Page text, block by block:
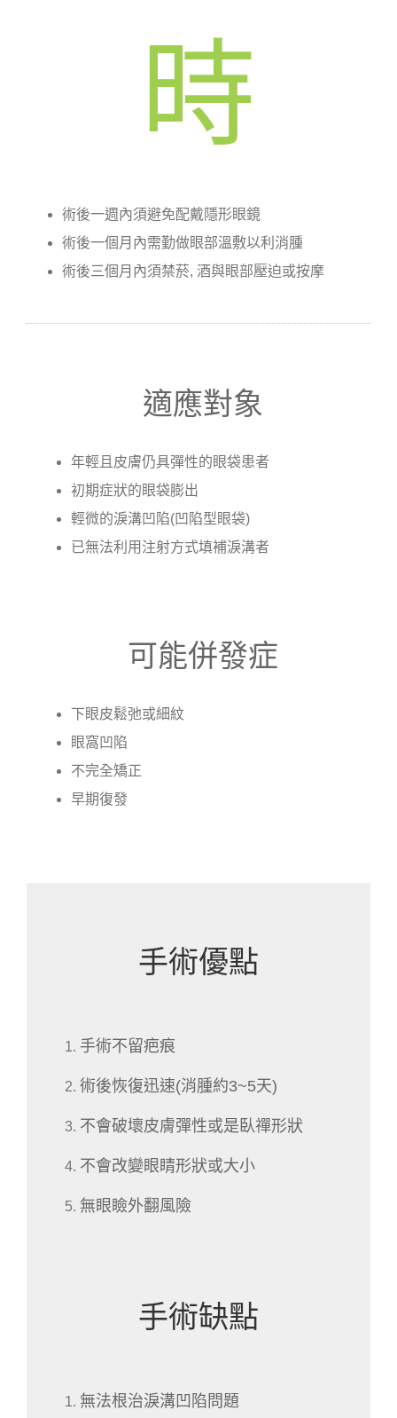
時
術後一週內須避免配戴隱形眼鏡
術後一個月內需勤做眼部溫敷以利消腫
術後三個月內須禁菸, 酒與眼部壓迫或按摩
適應對象
年輕且皮膚仍具彈性的眼袋患者
初期症狀的眼袋膨出
輕微的淚溝凹陷(凹陷型眼袋)
已無法利用注射方式填補淚溝者
可能併發症
下眼皮鬆弛或細紋
眼窩凹陷
不完全矯正
早期復發
手術優點
手術不留疤痕
術後恢復迅速(消腫約3~5天)
不會破壞皮膚彈性或是臥禪形狀
不會改變眼睛形狀或大小
無眼瞼外翻風險
手術缺點
無法根治淚溝凹陷問題